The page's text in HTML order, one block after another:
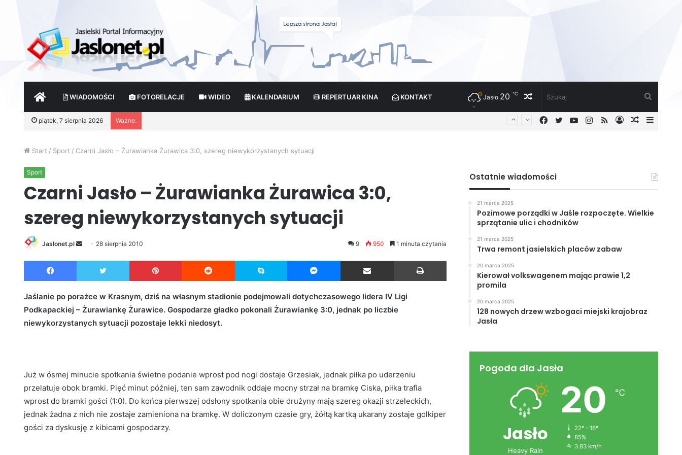
START WIADOMOŚCI FOTORELACJE WIDEO KALENDARIUM REPERTUAR KINA KONTAKT Losowy
artykuł
Jasło 20 ℃
piątek, 7 sierpnia 2026 Ważne:
Losowy
Zaloguj
RSS
Instagram
YouTube
Twitter
Facebook
Start / Sport / Czarni Jasło – Żurawianka Żurawica 3:0, szereg niewykorzystanych sytuacji
Sport
Czarni Jasło – Żurawianka Żurawica 3:0,
szereg niewykorzystanych sytuacji
Jaslonet.pl
d
n
m
28 sierpnia 2010 9 950 1 minuta czytania
Facebook Twitter Pinterest Reddit Skype Messenger Udostępnij przez Email
Jaślanie po porażce w Krasnym, dziś na własnym stadionie podejmowali dotychczasowego lidera IV Ligi
Podkapackiej – Żurawiankę Żurawice. Gospodarze gładko pokonali Żurawiankę 3:0, jednak po liczbie
niewykorzystanych sytuacji pozostaje lekki niedosyt.
Już w ósmej minucie spotkania świetne podanie wprost pod nogi dostaje Grzesiak, jednak piłka po uderzeniu
przelatuje obok bramki. Pięć minut później, ten sam zawodnik oddaje mocny strzał na bramkę Ciska, piłka trafia
wprost do bramki gości (1:0). Do końca pierwszej odsłony spotkania obie drużyny mają szereg okazji strzeleckich,
jednak żadna z nich nie zostaje zamieniona na bramkę. W doliczonym czasie gry, żółtą kartką ukarany zostaje golkiper
gości za dyskusję z kibicami gospodarzy.
Ostatnie wiadomości
21 marca 2025
Pozimowe porządki w Jaśle rozpoczęte. Wielkie
sprzątanie ulic i chodników
21 marca 2025
Trwa remont jasielskich placów zabaw
20 marca 2025
Kierował volkswagenem mając prawie 1,2
promila
20 marca 2025
128 nowych drzew wzbogaci miejski krajobraz
Jasła
Pogoda dla Jasła
Jasło
Heavy Rain
20 ℃
22º - 16º
85%
3.83 km/h